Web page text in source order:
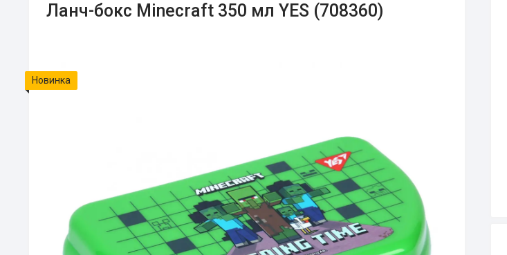
Ланч-бокс Minecraft 350 мл YES (708360)
Новинка